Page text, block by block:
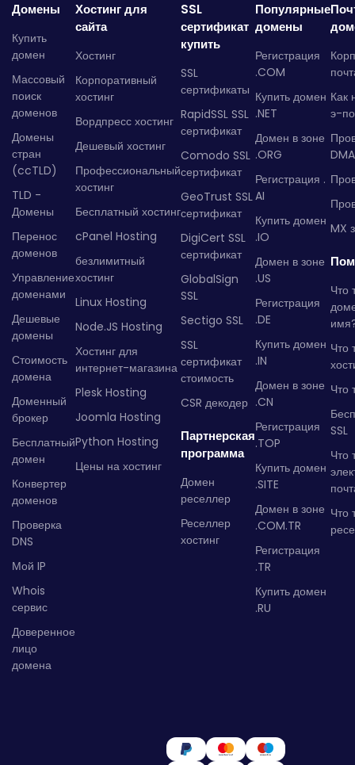
Домены
Купить
домен
Массовый
поиск
доменов
Домены
стран
(ccTLD)
TLD -
Домены
Перенос
доменов
Управление
доменами
Дешевые
домены
Стоимость
домена
Доменный
брокер
Бесплатный
домен
Конвертер
доменов
Проверка
DNS
Мой IP
Whois
сервис
Доверенное
лицо
домена
Хостинг для
сайта
Хостинг
Корпоративный
хостинг
Вордпресс хостинг
Дешевый хостинг
Профессиональный
хостинг
Бесплатный хостинг
cPanel Hosting
безлимитный
хостинг
Linux Hosting
Node.JS Hosting
Хостинг для
интернет-магазина
Plesk Hosting
Joomla Hosting
Python Hosting
Цены на хостинг
SSL
сертификат
купить
SSL
сертификаты
RapidSSL SSL
сертификат
Comodo SSL
сертификат
GeoTrust SSL
сертификат
DigiCert SSL
сертификат
GlobalSign
SSL
Sectigo SSL
SSL
сертификат
стоимость
CSR декодер
Партнерская
программа
Домен
реселлер
Реселлер
хостинг
Популярные
домены
Регистрация
.COM
Купить домен
.NET
Домен в зоне
.ORG
Регистрация .
AI
Купить домен
.IO
Домен в зоне
.US
Регистрация
.DE
Купить домен
.IN
Домен в зоне
.CN
Регистрация
.TOP
Купить домен
.SITE
Домен в зоне
.COM.TR
Регистрация
.TR
Купить домен
.RU
Как
э-
MX
Что
Что
Что
SSL
Что
Что